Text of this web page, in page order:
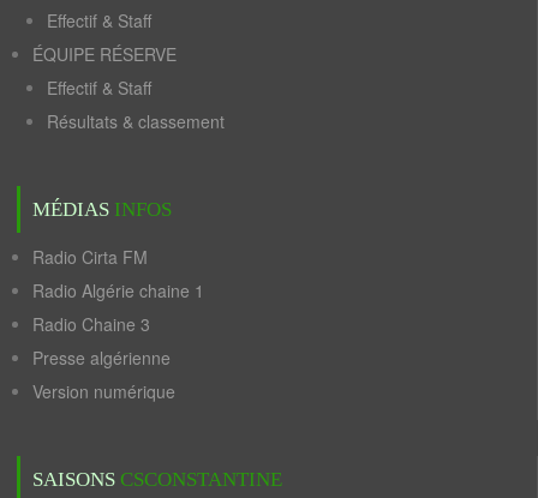
Effectif & Staff
ÉQUIPE RÉSERVE
Effectif & Staff
Résultats & classement
MÉDIAS INFOS
Radio Cirta FM
Radio Algérie chaine 1
Radio Chaine 3
Presse algérienne
Version numérique
SAISONS CSCONSTANTINE